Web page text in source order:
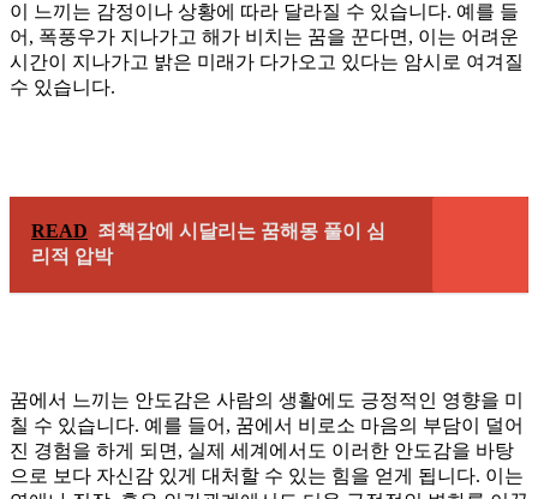
이 느끼는 감정이나 상황에 따라 달라질 수 있습니다. 예를 들
어, 폭풍우가 지나가고 해가 비치는 꿈을 꾼다면, 이는 어려운
시간이 지나가고 밝은 미래가 다가오고 있다는 암시로 여겨질
수 있습니다.
READ 죄책감에 시달리는 꿈해몽 풀이 심
리적 압박
꿈에서 느끼는 안도감은 사람의 생활에도 긍정적인 영향을 미
칠 수 있습니다. 예를 들어, 꿈에서 비로소 마음의 부담이 덜어
진 경험을 하게 되면, 실제 세계에서도 이러한 안도감을 바탕
으로 보다 자신감 있게 대처할 수 있는 힘을 얻게 됩니다. 이는